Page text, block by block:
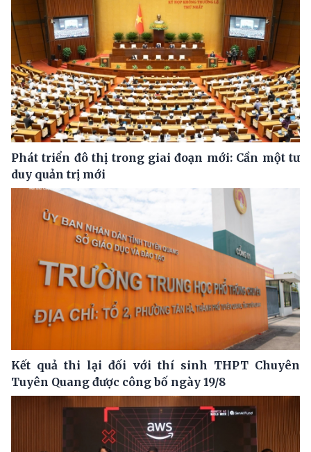
Phát triển đô thị trong giai đoạn mới: Cần một tư
duy quản trị mới
Kết quả thi lại đối với thí sinh THPT Chuyên
Tuyên Quang được công bố ngày 19/8